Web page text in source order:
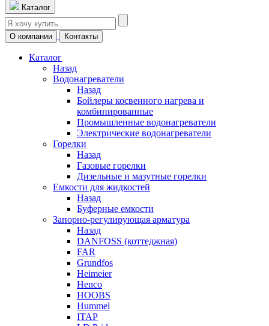
Каталог
О компании Контакты
Каталог
Назад
Водонагреватели
Назад
Бойлеры косвенного нагрева и
комбинированные
Промышленные водонагреватели
Электрические водонагреватели
Горелки
Назад
Газовые горелки
Дизельные и мазутные горелки
Емкости для жидкостей
Назад
Буферные емкости
Запорно-регулирующая арматура
Назад
DANFOSS (коттеджная)
FAR
Grundfos
Heimeier
Henco
HOOBS
Hummel
ITAP